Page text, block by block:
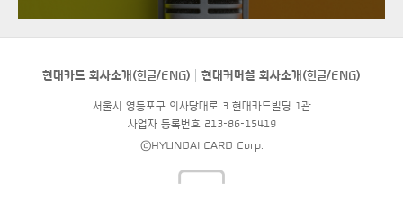
현대카드 회사소개(한글/ENG) 현대커머셜 회사소개(한글/ENG)
서울시 영등포구 의사당대로 3 현대카드빌딩 1관
사업자 등록번호 213-86-15419
©HYUNDAI CARD Corp.